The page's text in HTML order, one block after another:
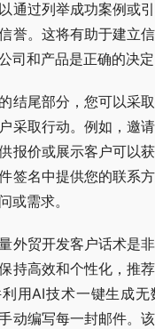
通过列举成功案例或
誉。这将有助于建立
司和产品是正确的决定
结尾部分，您可以采
采取行动。例如，邀
报价或展示客户可以
签名中提供您的联系
或需求。
外贸开发客户话术是
持高效和个性化，推
用AI技术一键生成无
动编写每一封邮件。